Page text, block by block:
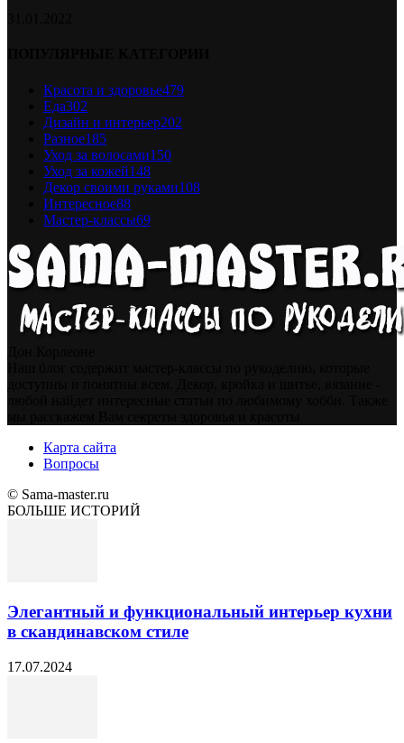
Красота и здоровье479
Еда302
Дизайн и интерьер202
Разное185
Уход за волосами150
Уход за кожей148
Декор своими руками108
Интересное88
Мастер-классы69
Карта сайта
Вопросы
© Sama-master.ru
БОЛЬШЕ ИСТОРИЙ
Элегантный и функциональный интерьер кухни
в скандинавском стиле
17.07.2024